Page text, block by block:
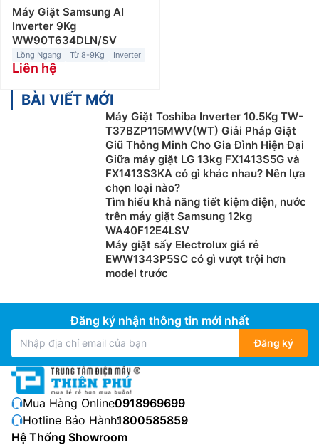
tối ưu.
Máy giặt lồng ngang có khả năng vận hành êm ái, ít
rung lắc. Đồng thời, máy giặt cửa trước có khả năng
tiết kiệm nước tốt hơn so với máy giặt cửa trên. Thêm
giặt như: giặt nước nóng, giặt hơi nước,… phù hợp với
nhiều loại quần áo khác nhau.
Do đặc trưng trong thiết kế (cửa đặt phía trước), nên
máy giặt cửa ngang cần được lắp đặt trong các không
gian rộng. Giá thành của các loại máy giặt cửa ngang
cũng cao hơn máy giặt lồng đứng với mức giá giao
động từ 4.000.000đ đến hơn 27.000.000đ. Ngoài ra,
dòng máy này còn tiêu thụ điện nhiều hơn, bảng điều
khiển phức tạp và khó sử dụng hơn.
Máy giặt kết hợp công nghệ sấy
Máy Giặt Samsung AI
Inverter 9Kg
WW90T634DLN/SV
Lồng Ngang Từ 8-9Kg Inverter
Liên hệ
BÀI VIẾT MỚI
Máy Giặt Toshiba Inverter 10.5Kg TW-
T37BZP115MWV(WT) Giải Pháp Giặt
Giũ Thông Minh Cho Gia Đình Hiện Đại
Giữa máy giặt LG 13kg FX1413S5G và
FX1413S3KA có gì khác nhau? Nên lựa
chọn loại nào?
Tìm hiểu khả năng tiết kiệm điện, nước
trên máy giặt Samsung 12kg
WA40F12E4LSV
Máy giặt sấy Electrolux giá rẻ
EWW1343P5SC có gì vượt trội hơn
model trước
Đăng ký nhận thông tin mới nhất
Đăng ký
Mua Hàng Online:0918969699
Hotline Bảo Hành:1800585859
Hệ Thống Showroom